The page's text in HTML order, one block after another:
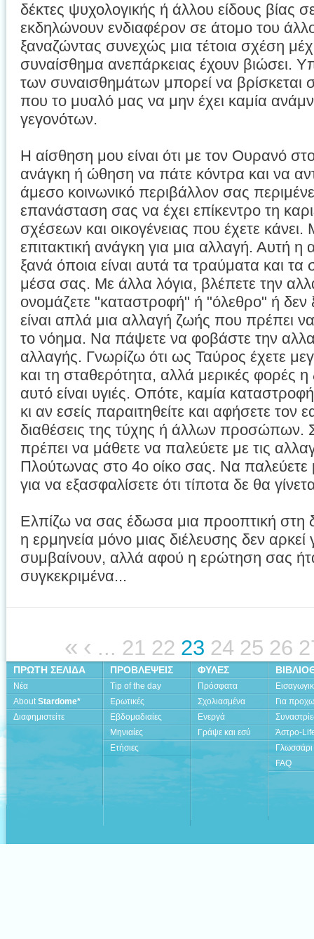
δέκτες ψυχολογικής ή άλλου είδους βίας
εκδηλώνουν ενδιαφέρον σε άτομο του
ξαναζώντας συνεχώς μια τέτοια σχέση
συναίσθημα ανεπάρκειας έχουν βιώσει.
των συναισθημάτων μπορεί να βρίσκεται
που το μυαλό μας να μην έχει καμία
γεγονότων.
Η αίσθηση μου είναι ότι με τον Ουρανό
ανάγκη ή ώθηση να πάτε κόντρα και να
άμεσο κοινωνικό περιβάλλον σας
επανάσταση σας να έχει επίκεντρο τη
σχέσεων και οικογένειας που έχετε
επιτακτική ανάγκη για μια αλλαγή. Αυτή η
ξανά όποια είναι αυτά τα τραύματα και
μέσα σας. Με άλλα λόγια, βλέπετε την
ονομάζετε "καταστροφή" ή "όλεθρο" ή
είναι απλά μια αλλαγή ζωής που πρέπει να
το νόημα. Να πάψετε να φοβάστε την
αλλαγής. Γνωρίζω ότι ως Ταύρος έχετε
και τη σταθερότητα, αλλά μερικές φορές
αυτό είναι υγιές. Οπότε, καμία
κι αν εσείς παραιτηθείτε και αφήσετε τον
διαθέσεις της τύχης ή άλλων προσώπων.
πρέπει να μάθετε να παλεύετε με τις
Πλούτωνας στο 4ο οίκο σας. Να παλεύετε
για να εξασφαλίσετε ότι τίποτα δε θα
Ελπίζω να σας έδωσα μια προοπτική στη
η ερμηνεία μόνο μιας διέλευσης δεν
συμβαίνουν, αλλά αφού η ερώτηση σας
συγκεκριμένα...
« ‹ ... 21 22 23 24 25 26
ΠΡΩΤΗ ΣΕΛΙΔΑ
Νέα
AboutStardome*
Διαφημιστείτε
ΠΡΟΒΛΕΨΕΙΣ
Tip of the day
Ερωτικές
Εβδομαδιαίες
Μηνιαίες
Ετήσιες
ΦΥΛΕΣ
Πρόσφατα
Σχολιασμένα
Ενεργά
Γράψε και εσύ
Για
Άστρο-
Γλωσσάρι
FAQ